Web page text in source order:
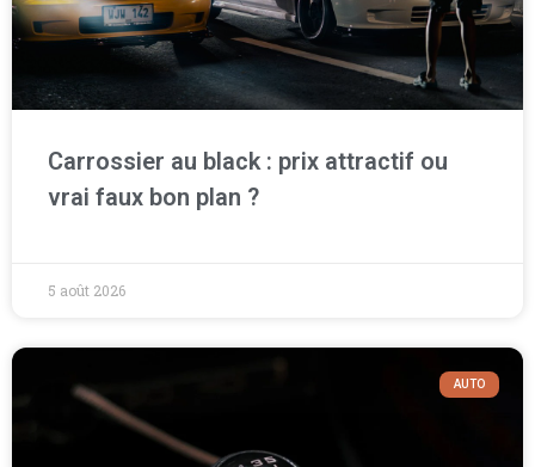
Carrossier au black : prix attractif ou
vrai faux bon plan ?
5 août 2026
AUTO